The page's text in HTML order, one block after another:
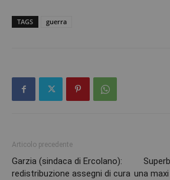
TAGS guerra
Articolo precedente
Garzia (sindaca di Ercolano):
redistribuzione assegni di cura una